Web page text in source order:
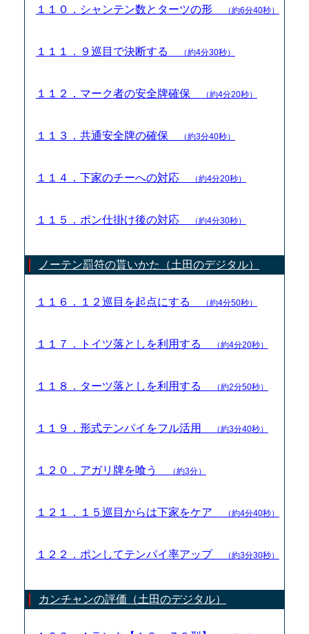
１１０．シャンテン数とターツの形 （約6分40秒）
１１１．９巡目で決断する （約4分30秒）
１１２．マーク者の安全牌確保 （約4分20秒）
１１３．共通安全牌の確保 （約3分40秒）
１１４．下家のチーへの対応 （約4分20秒）
１１５．ポン仕掛け後の対応 （約4分30秒）
ノーテン罰符の貰いかた（土田のデジタル）
１１６．１２巡目を起点にする （約4分50秒）
１１７．トイツ落としを利用する （約4分20秒）
１１８．ターツ落としを利用する （約2分50秒）
１１９．形式テンパイをフル活用 （約3分40秒）
１２０．アガリ牌を喰う （約3分）
１２１．１５巡目からは下家をケア （約4分40秒）
１２２．ポンしてテンパイ率アップ （約3分30秒）
カンチャンの評価（土田のデジタル）